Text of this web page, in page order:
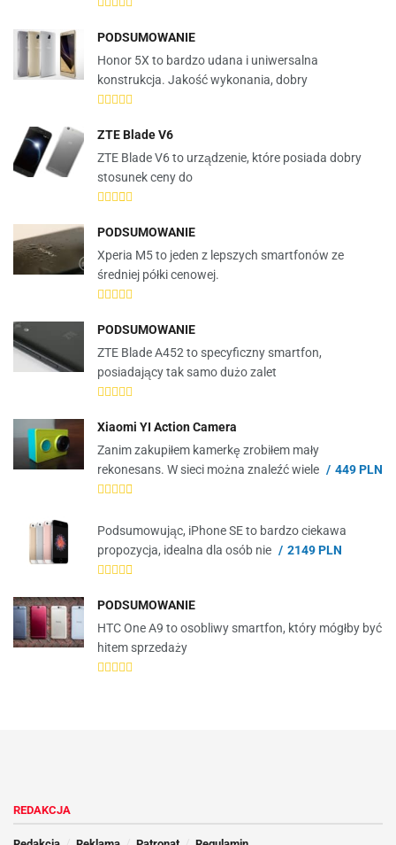
PODSUMOWANIE
Honor 5X to bardzo udana i uniwersalna
konstrukcja. Jakość wykonania, dobry
ZTE Blade V6
ZTE Blade V6 to urządzenie, które posiada dobry
stosunek ceny do
PODSUMOWANIE
Xperia M5 to jeden z lepszych smartfonów ze
średniej półki cenowej.
PODSUMOWANIE
ZTE Blade A452 to specyficzny smartfon,
posiadający tak samo dużo zalet
Xiaomi YI Action Camera
Zanim zakupiłem kamerkę zrobiłem mały
rekonesans. W sieci można znaleźć wiele
449 PLN
Podsumowując, iPhone SE to bardzo ciekawa
propozycja, idealna dla osób nie
2149 PLN
PODSUMOWANIE
HTC One A9 to osobliwy smartfon, który mógłby być
hitem sprzedaży
REDAKCJA